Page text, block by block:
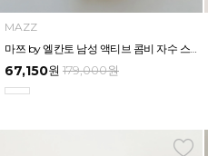
MAZZ
67,150원 179,000원